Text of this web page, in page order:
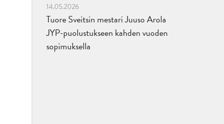
14.05.2026
Tuore Sveitsin mestari Juuso Arola
JYP-puolustukseen kahden vuoden
sopimuksella